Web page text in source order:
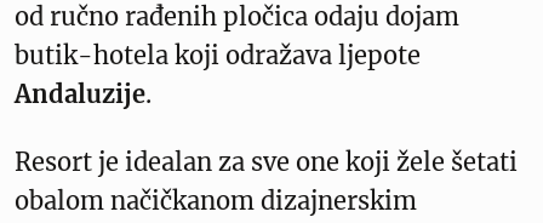
od ručno rađenih pločica odaju dojam
butik-hotela koji odražava ljepote
Andaluzije.
Resort je idealan za sve one koji žele šetati
obalom načičkanom dizajnerskim